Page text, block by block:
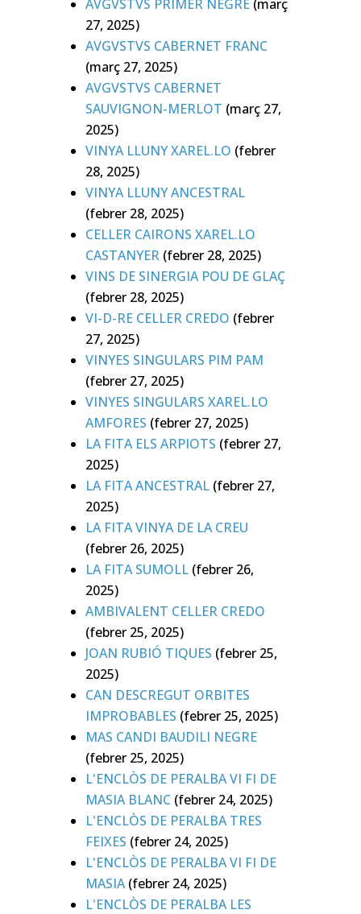
AVGVSTVS PRIMER NEGRE (març
27, 2025)
AVGVSTVS CABERNET FRANC
(març 27, 2025)
AVGVSTVS CABERNET
SAUVIGNON-MERLOT (març 27,
2025)
VINYA LLUNY XAREL.LO (febrer
28, 2025)
VINYA LLUNY ANCESTRAL
(febrer 28, 2025)
CELLER CAIRONS XAREL.LO
CASTANYER (febrer 28, 2025)
VINS DE SINERGIA POU DE GLAÇ
(febrer 28, 2025)
VI-D-RE CELLER CREDO (febrer
27, 2025)
VINYES SINGULARS PIM PAM
(febrer 27, 2025)
VINYES SINGULARS XAREL.LO
AMFORES (febrer 27, 2025)
LA FITA ELS ARPIOTS (febrer 27,
2025)
LA FITA ANCESTRAL (febrer 27,
2025)
LA FITA VINYA DE LA CREU
(febrer 26, 2025)
LA FITA SUMOLL (febrer 26,
2025)
AMBIVALENT CELLER CREDO
(febrer 25, 2025)
JOAN RUBIÓ TIQUES (febrer 25,
2025)
CAN DESCREGUT ORBITES
IMPROBABLES (febrer 25, 2025)
MAS CANDI BAUDILI NEGRE
(febrer 25, 2025)
L'ENCLÒS DE PERALBA VI FI DE
MASIA BLANC (febrer 24, 2025)
L'ENCLÒS DE PERALBA TRES
FEIXES (febrer 24, 2025)
L'ENCLÒS DE PERALBA VI FI DE
MASIA (febrer 24, 2025)
L'ENCLÒS DE PERALBA LES